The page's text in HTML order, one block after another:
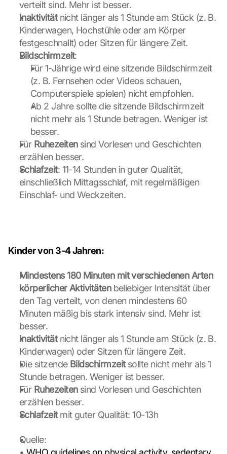
verteilt sind. Mehr ist besser.
Inaktivität nicht länger als 1 Stunde am Stück (z. B.
Kinderwagen, Hochstühle oder am Körper
festgeschnallt) oder Sitzen für längere Zeit.
Bildschirmzeit:
Für 1-Jährige wird eine sitzende Bildschirmzeit
(z. B. Fernsehen oder Videos schauen,
Computerspiele spielen) nicht empfohlen.
Ab 2 Jahre sollte die sitzende Bildschirmzeit
nicht mehr als 1 Stunde betragen. Weniger ist
besser.
Für Ruhezeiten sind Vorlesen und Geschichten
erzählen besser.
Schlafzeit: 11-14 Stunden in guter Qualität,
einschließlich Mittagsschlaf, mit regelmäßigen
Einschlaf- und Weckzeiten.
Kinder von 3-4 Jahren:
Mindestens 180 Minuten mit verschiedenen Arten
körperlicher Aktivitäten beliebiger Intensität über
den Tag verteilt, von denen mindestens 60
Minuten mäßig bis stark intensiv sind. Mehr ist
besser.
Inaktivität nicht länger als 1 Stunde am Stück (z. B.
Kinderwagen) oder Sitzen für längere Zeit.
Die sitzende Bildschirmzeit sollte nicht mehr als 1
Stunde betragen. Weniger ist besser.
Für Ruhezeiten sind Vorlesen und Geschichten
erzählen besser.
Schlafzeit mit guter Qualität: 10-13h
Quelle:
h
e
o
o
g
l
e
a
p
s
.
D
t
a
w
i
t
n
s
m
i
e
d
t
o
G
o
g
e
a